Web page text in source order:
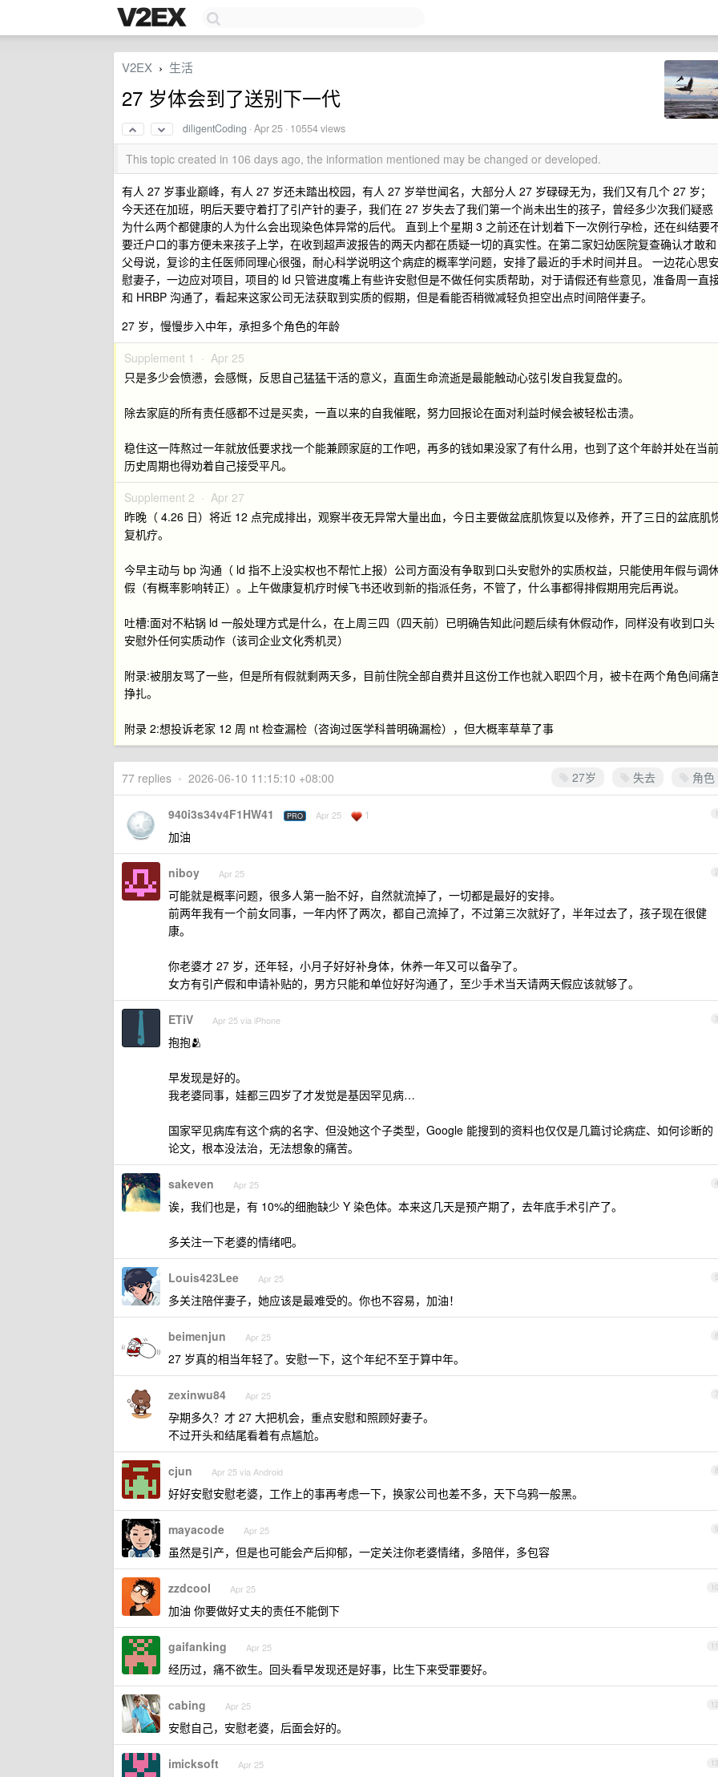
V2EX › 生活
27 岁体会到了送别下一代
diligentCoding ·Apr 25 · 10554 views
This topic created in 106 days ago, the information mentioned may be changed or developed.
有人 27 岁事业巅峰，有人 27 岁还未踏出校园，有人 27 岁举世闻名，大部分人 27 岁碌碌无为，我们又有几个 27 岁；
今天还在加班，明后天要守着打了引产针的妻子，我们在 27 岁失去了我们第一个尚未出生的孩子，曾经多少次我们疑惑
为什么两个都健康的人为什么会出现染色体异常的后代。 直到上个星期 3 之前还在计划着下一次例行孕检，还在纠结要
要迁户口的事方便未来孩子上学，在收到超声波报告的两天内都在质疑一切的真实性。在第二家妇幼医院复查确认才敢和
父母说，复诊的主任医师同理心很强，耐心科学说明这个病症的概率学问题，安排了最近的手术时间并且。 一边花心思安
慰妻子，一边应对项目，项目的 ld 只管进度嘴上有些许安慰但是不做任何实质帮助，对于请假还有些意见，准备周一直
和 HRBP 沟通了，看起来这家公司无法获取到实质的假期，但是看能否稍微减轻负担空出点时间陪伴妻子。
27 岁，慢慢步入中年，承担多个角色的年龄
Supplement 1 · Apr 25
只是多少会愤懑，会感慨，反思自己猛猛干活的意义，直面生命流逝是最能触动心弦引发自我复盘的。
除去家庭的所有责任感都不过是买卖，一直以来的自我催眠，努力回报论在面对利益时候会被轻松击溃。
稳住这一阵熬过一年就放低要求找一个能兼顾家庭的工作吧，再多的钱如果没家了有什么用，也到了这个年龄并处在当前
历史周期也得劝着自己接受平凡。
Supplement 2 · Apr 27
昨晚（ 4.26 日）将近 12 点完成排出，观察半夜无异常大量出血，今日主要做盆底肌恢复以及修养，开了三日的盆底肌
复机疗。
今早主动与 bp 沟通（ ld 指不上没实权也不帮忙上报）公司方面没有争取到口头安慰外的实质权益，只能使用年假与调
假（有概率影响转正）。上午做康复机疗时候飞书还收到新的指派任务，不管了，什么事都得排假期用完后再说。
吐槽:面对不粘锅 ld 一般处理方式是什么，在上周三四（四天前）已明确告知此问题后续有休假动作，同样没有收到口头
安慰外任何实质动作（该司企业文化秀机灵）
附录:被朋友骂了一些，但是所有假就剩两天多，目前住院全部自费并且这份工作也就入职四个月，被卡在两个角色间痛
挣扎。
附录 2:想投诉老家 12 周 nt 检查漏检（咨询过医学科普明确漏检），但大概率草草了事
27岁 失去 角色
77 replies • 2026-06-10 11:15:10 +08:00
1
940i3s34v4F1HW41 PRO Apr 25 1
加油
2
niboy Apr 25
可能就是概率问题，很多人第一胎不好，自然就流掉了，一切都是最好的安排。
前两年我有一个前女同事，一年内怀了两次，都自己流掉了，不过第三次就好了，半年过去了，孩子现在很健
康。
你老婆才 27 岁，还年轻，小月子好好补身体，休养一年又可以备孕了。
女方有引产假和申请补贴的，男方只能和单位好好沟通了，至少手术当天请两天假应该就够了。
3
ETiV Apr 25 via iPhone
抱抱🫂
早发现是好的。
我老婆同事，娃都三四岁了才发觉是基因罕见病…
国家罕见病库有这个病的名字、但没她这个子类型，Google 能搜到的资料也仅仅是几篇讨论病症、如何诊断的
论文，根本没法治，无法想象的痛苦。
4
sakeven Apr 25
诶，我们也是，有 10%的细胞缺少 Y 染色体。本来这几天是预产期了，去年底手术引产了。
多关注一下老婆的情绪吧。
5
Louis423Lee Apr 25
多关注陪伴妻子，她应该是最难受的。你也不容易，加油！
6
beimenjun Apr 25
27 岁真的相当年轻了。安慰一下，这个年纪不至于算中年。
7
zexinwu84 Apr 25
孕期多久？才 27 大把机会，重点安慰和照顾好妻子。
不过开头和结尾看着有点尴尬。
8
cjun Apr 25 via Android
好好安慰安慰老婆，工作上的事再考虑一下，换家公司也差不多，天下乌鸦一般黑。
9
mayacode Apr 25
虽然是引产，但是也可能会产后抑郁，一定关注你老婆情绪，多陪伴，多包容
10
zzdcool Apr 25
加油 你要做好丈夫的责任不能倒下
11
gaifanking Apr 25
经历过，痛不欲生。回头看早发现还是好事，比生下来受罪要好。
12
cabing Apr 25
安慰自己，安慰老婆，后面会好的。
13
imicksoft Apr 25